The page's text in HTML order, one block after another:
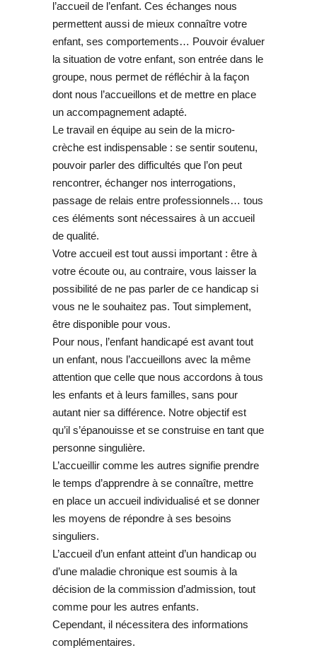
l’accueil de l’enfant. Ces échanges nous
permettent aussi de mieux connaître votre
enfant, ses comportements… Pouvoir évaluer
la situation de votre enfant, son entrée dans le
groupe, nous permet de réfléchir à la façon
dont nous l’accueillons et de mettre en place
un accompagnement adapté.
Le travail en équipe au sein de la micro-
crèche est indispensable : se sentir soutenu,
pouvoir parler des difficultés que l’on peut
rencontrer, échanger nos interrogations,
passage de relais entre professionnels… tous
ces éléments sont nécessaires à un accueil
de qualité.
Votre accueil est tout aussi important : être à
votre écoute ou, au contraire, vous laisser la
possibilité de ne pas parler de ce handicap si
vous ne le souhaitez pas. Tout simplement,
être disponible pour vous.
Pour nous, l’enfant handicapé est avant tout
un enfant, nous l’accueillons avec la même
attention que celle que nous accordons à tous
les enfants et à leurs familles, sans pour
autant nier sa différence. Notre objectif est
qu’il s’épanouisse et se construise en tant que
personne singulière.
L’accueillir comme les autres signifie prendre
le temps d’apprendre à se connaître, mettre
en place un accueil individualisé et se donner
les moyens de répondre à ses besoins
singuliers.
L’accueil d’un enfant atteint d’un handicap ou
d’une maladie chronique est soumis à la
décision de la commission d’admission, tout
comme pour les autres enfants.
Cependant, il nécessitera des informations
complémentaires.